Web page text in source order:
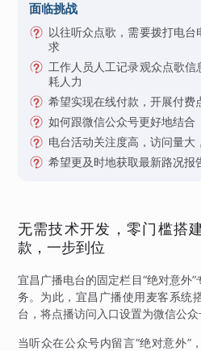
面临挑战
以往听众点歌，需要拨打电
求
工作人员人工记录观众点歌
耗人力
希望实现在线付款，开展付费
如何跟微信公众号更好地结合
电台活动关注度高，访问量大
希望更及时地获取最新路况报
无需技术开发，零门槛搭
款，一步到位
宜昌广播电台的固定栏目“绝对意外
务。为此，宜昌广播使用麦客系统
台，将点播访问入口设置为微信公众
当听众在公众号内留言“绝对意外”